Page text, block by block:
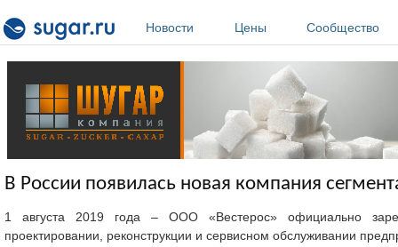
Новости
Цены Сообщество
В России появилась новая компания
1 августа 2019 года – ООО «Вестерос» официально
проектировании, реконструкции и сервисном обслуживании